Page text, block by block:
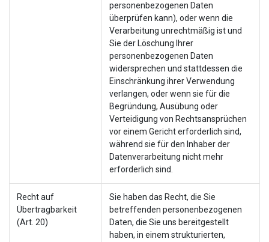
personenbezogenen Daten
überprüfen kann), oder wenn die
Verarbeitung unrechtmäßig ist und
Sie der Löschung Ihrer
personenbezogenen Daten
widersprechen und stattdessen die
Einschränkung ihrer Verwendung
verlangen, oder wenn sie für die
Begründung, Ausübung oder
Verteidigung von Rechtsansprüchen
vor einem Gericht erforderlich sind,
während sie für den Inhaber der
Datenverarbeitung nicht mehr
erforderlich sind.
Recht auf
Übertragbarkeit
(Art. 20)
Sie haben das Recht, die Sie
betreffenden personenbezogenen
Daten, die Sie uns bereitgestellt
haben, in einem strukturierten,